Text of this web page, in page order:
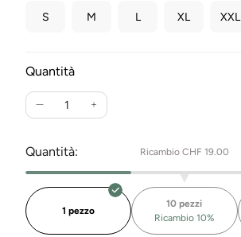
S M L XL XXL
Quantità
Ridurre
quantità
per
pantaloni
da
jogging
slim
Aumenta
quantità
Pantaloni
jogging
slim
Quantità: Ricambio CHF 19.00
1 pezzo
10 pezzi
Ricambio 10%